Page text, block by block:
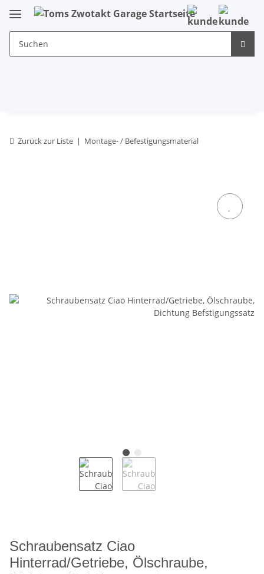
Zurück zur Liste Montage- / Befestigungsmaterial
Schraubensatz Ciao
Hinterrad/Getriebe, Ölschraube,